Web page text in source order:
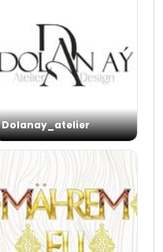
Dolanay_atelier